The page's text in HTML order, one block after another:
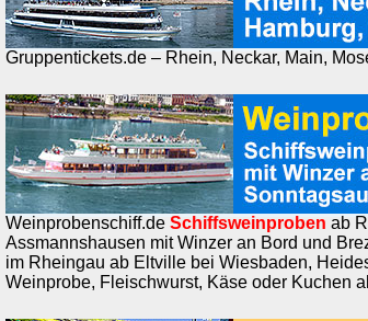
Gruppentickets.de – Rhein, Neckar, Main,
Weinprobenschiff.de Schiffsweinproben ab
Assmannshausen mit Winzer an Bord und
im Rheingau ab Eltville bei Wiesbaden,
Weinprobe, Fleischwurst, Käse oder Kuchen